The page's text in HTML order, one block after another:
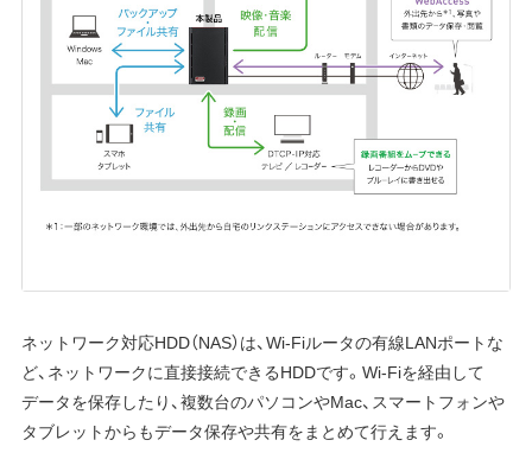
ネットワーク対応HDD（NAS）は、Wi-Fiルータの有線LANポートな
ど、ネットワークに直接接続できるHDDです。Wi-Fiを経由して
データを保存したり、複数台のパソコンやMac、スマートフォンや
タブレットからもデータ保存や共有をまとめて行えます。